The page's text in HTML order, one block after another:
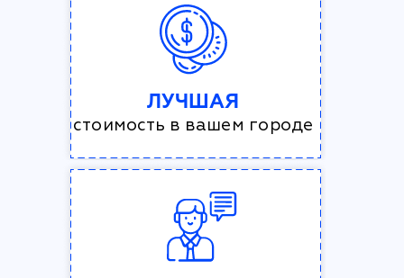
ЛУЧШАЯ
стоимость в вашем городе